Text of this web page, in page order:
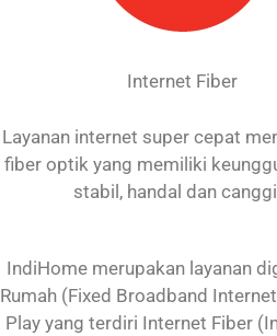
Internet Fiber
Layanan internet super cepat
fiber optik yang memiliki
stabil, handal dan
IndiHome merupakan layanan
Rumah (Fixed Broadband
Play yang terdiri Internet Fiber